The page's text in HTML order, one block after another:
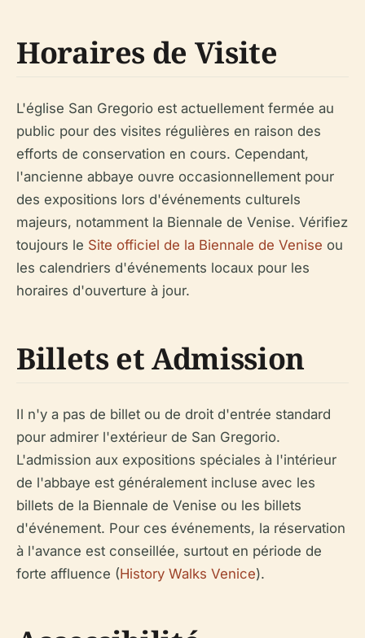
Horaires de Visite
L'église San Gregorio est actuellement fermée au
public pour des visites régulières en raison des
efforts de conservation en cours. Cependant,
l'ancienne abbaye ouvre occasionnellement pour
des expositions lors d'événements culturels
majeurs, notamment la Biennale de Venise. Vérifiez
toujours le Site officiel de la Biennale de Venise ou
les calendriers d'événements locaux pour les
horaires d'ouverture à jour.
Billets et Admission
Il n'y a pas de billet ou de droit d'entrée standard
pour admirer l'extérieur de San Gregorio.
L'admission aux expositions spéciales à l'intérieur
de l'abbaye est généralement incluse avec les
billets de la Biennale de Venise ou les billets
d'événement. Pour ces événements, la réservation
à l'avance est conseillée, surtout en période de
forte affluence (History Walks Venice).